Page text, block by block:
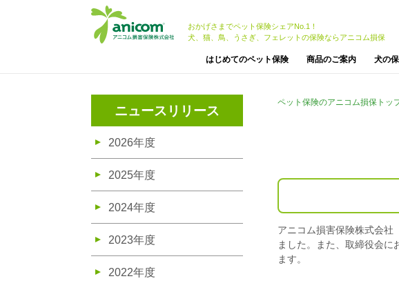
おかげさまでペット保険シェアNo.1！
犬、猫、鳥、うさぎ、フェレットの保険ならアニコム損保
はじめてのペット保険 商品のご案内 犬の
ニュースリリース
2026年度
2025年度
2024年度
2023年度
2022年度
ペット保険のアニコム損保トッ
アニコム損害保険株式会社
ました。また、取締役会
ます。